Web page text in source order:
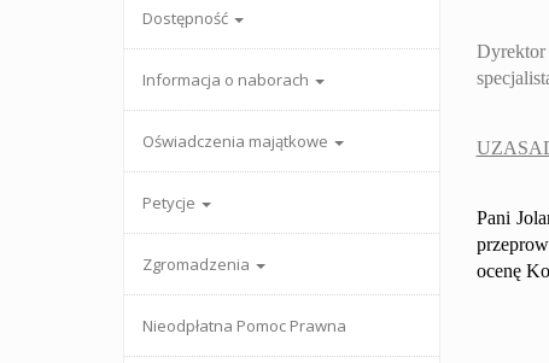
Dostępność
Informacja o naborach
Oświadczenia majątkowe
Petycje
Zgromadzenia
Nieodpłatna Pomoc Prawna
Dyrektor
Pani
ocenę